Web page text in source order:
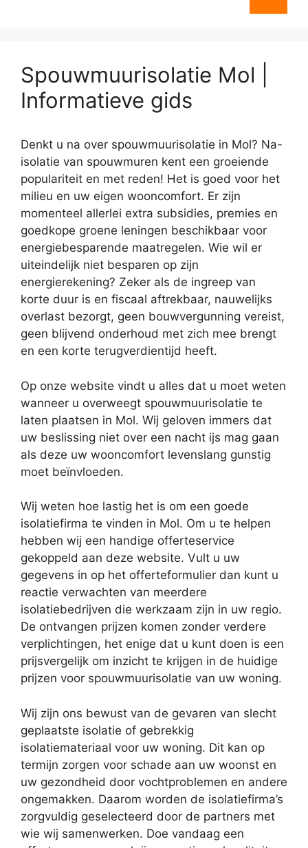
Spouwmuurisolatie Mol |
Informatieve gids
Denkt u na over spouwmuurisolatie in Mol? Na-
isolatie van spouwmuren kent een groeiende
populariteit en met reden! Het is goed voor het
milieu en uw eigen wooncomfort. Er zijn
momenteel allerlei extra subsidies, premies en
goedkope groene leningen beschikbaar voor
energiebesparende maatregelen. Wie wil er
uiteindelijk niet besparen op zijn
energierekening? Zeker als de ingreep van
korte duur is en fiscaal aftrekbaar, nauwelijks
overlast bezorgt, geen bouwvergunning vereist,
geen blijvend onderhoud met zich mee brengt
en een korte terugverdientijd heeft.
Op onze website vindt u alles dat u moet weten
wanneer u overweegt spouwmuurisolatie te
laten plaatsen in Mol. Wij geloven immers dat
uw beslissing niet over een nacht ijs mag gaan
als deze uw wooncomfort levenslang gunstig
moet beïnvloeden.
Wij weten hoe lastig het is om een goede
isolatiefirma te vinden in Mol. Om u te helpen
hebben wij een handige offerteservice
gekoppeld aan deze website. Vult u uw
gegevens in op het offerteformulier dan kunt u
reactie verwachten van meerdere
isolatiebedrijven die werkzaam zijn in uw regio.
De ontvangen prijzen komen zonder verdere
verplichtingen, het enige dat u kunt doen is een
prijsvergelijk om inzicht te krijgen in de huidige
prijzen voor spouwmuurisolatie van uw woning.
Wij zijn ons bewust van de gevaren van slecht
geplaatste isolatie of gebrekkig
isolatiemateriaal voor uw woning. Dit kan op
termijn zorgen voor schade aan uw woonst en
uw gezondheid door vochtproblemen en andere
ongemakken. Daarom worden de isolatiefirma’s
zorgvuldig geselecteerd door de partners met
wie wij samenwerken. Doe vandaag een